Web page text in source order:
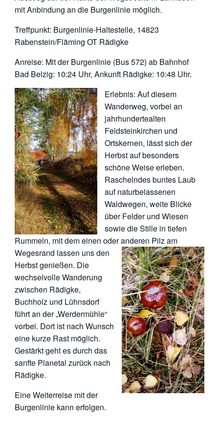
mit Anbindung an die Burgenlinie möglich.
Treffpunkt: Burgenlinie-Haltestelle, 14823
Rabenstein/Fläming OT Rädigke
Anreise: Mit der Burgenlinie (Bus 572) ab Bahnhof
Bad Belzig: 10:24 Uhr, Ankunft Rädigke: 10:48 Uhr.
Erlebnis: Auf diesem
Wanderweg, vorbei an
jahrhundertealten
Feldsteinkirchen und
Ortskernen, lässt sich der
Herbst auf besonders
schöne Weise erleben.
Raschelndes buntes Laub
auf naturbelassenen
Waldwegen, weite Blicke
über Felder und Wiesen
sowie die Stille in tiefen
Rummeln, mit dem einen oder anderen Pilzam
Wegesrand lassen uns den
Herbst genießen. Die
wechselvolle Wanderung
zwischen Rädigke,
Buchholz und Lühnsdorf
führt an der „Werdermühle“
vorbei. Dort ist nach Wunsch
eine kurze Rast möglich.
Gestärkt geht es durch das
sanfte Planetal zurück nach
Rädigke.
Eine Weiterreise mit der
Burgenlinie kann erfolgen.